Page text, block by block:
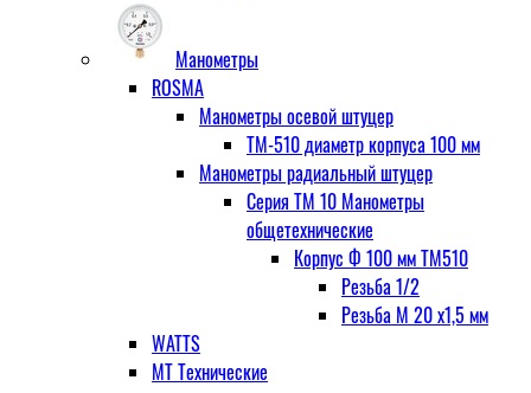
Манометры
ROSMA
Манометры осевой штуцер
ТМ-510 диаметр корпуса 100 мм
Манометры радиальный штуцер
Серия ТМ 10 Манометры
общетехнические
Корпус Ф 100 мм ТМ510
Резьба 1/2
Резьба М 20 х1,5 мм
WATTS
МТ Технические